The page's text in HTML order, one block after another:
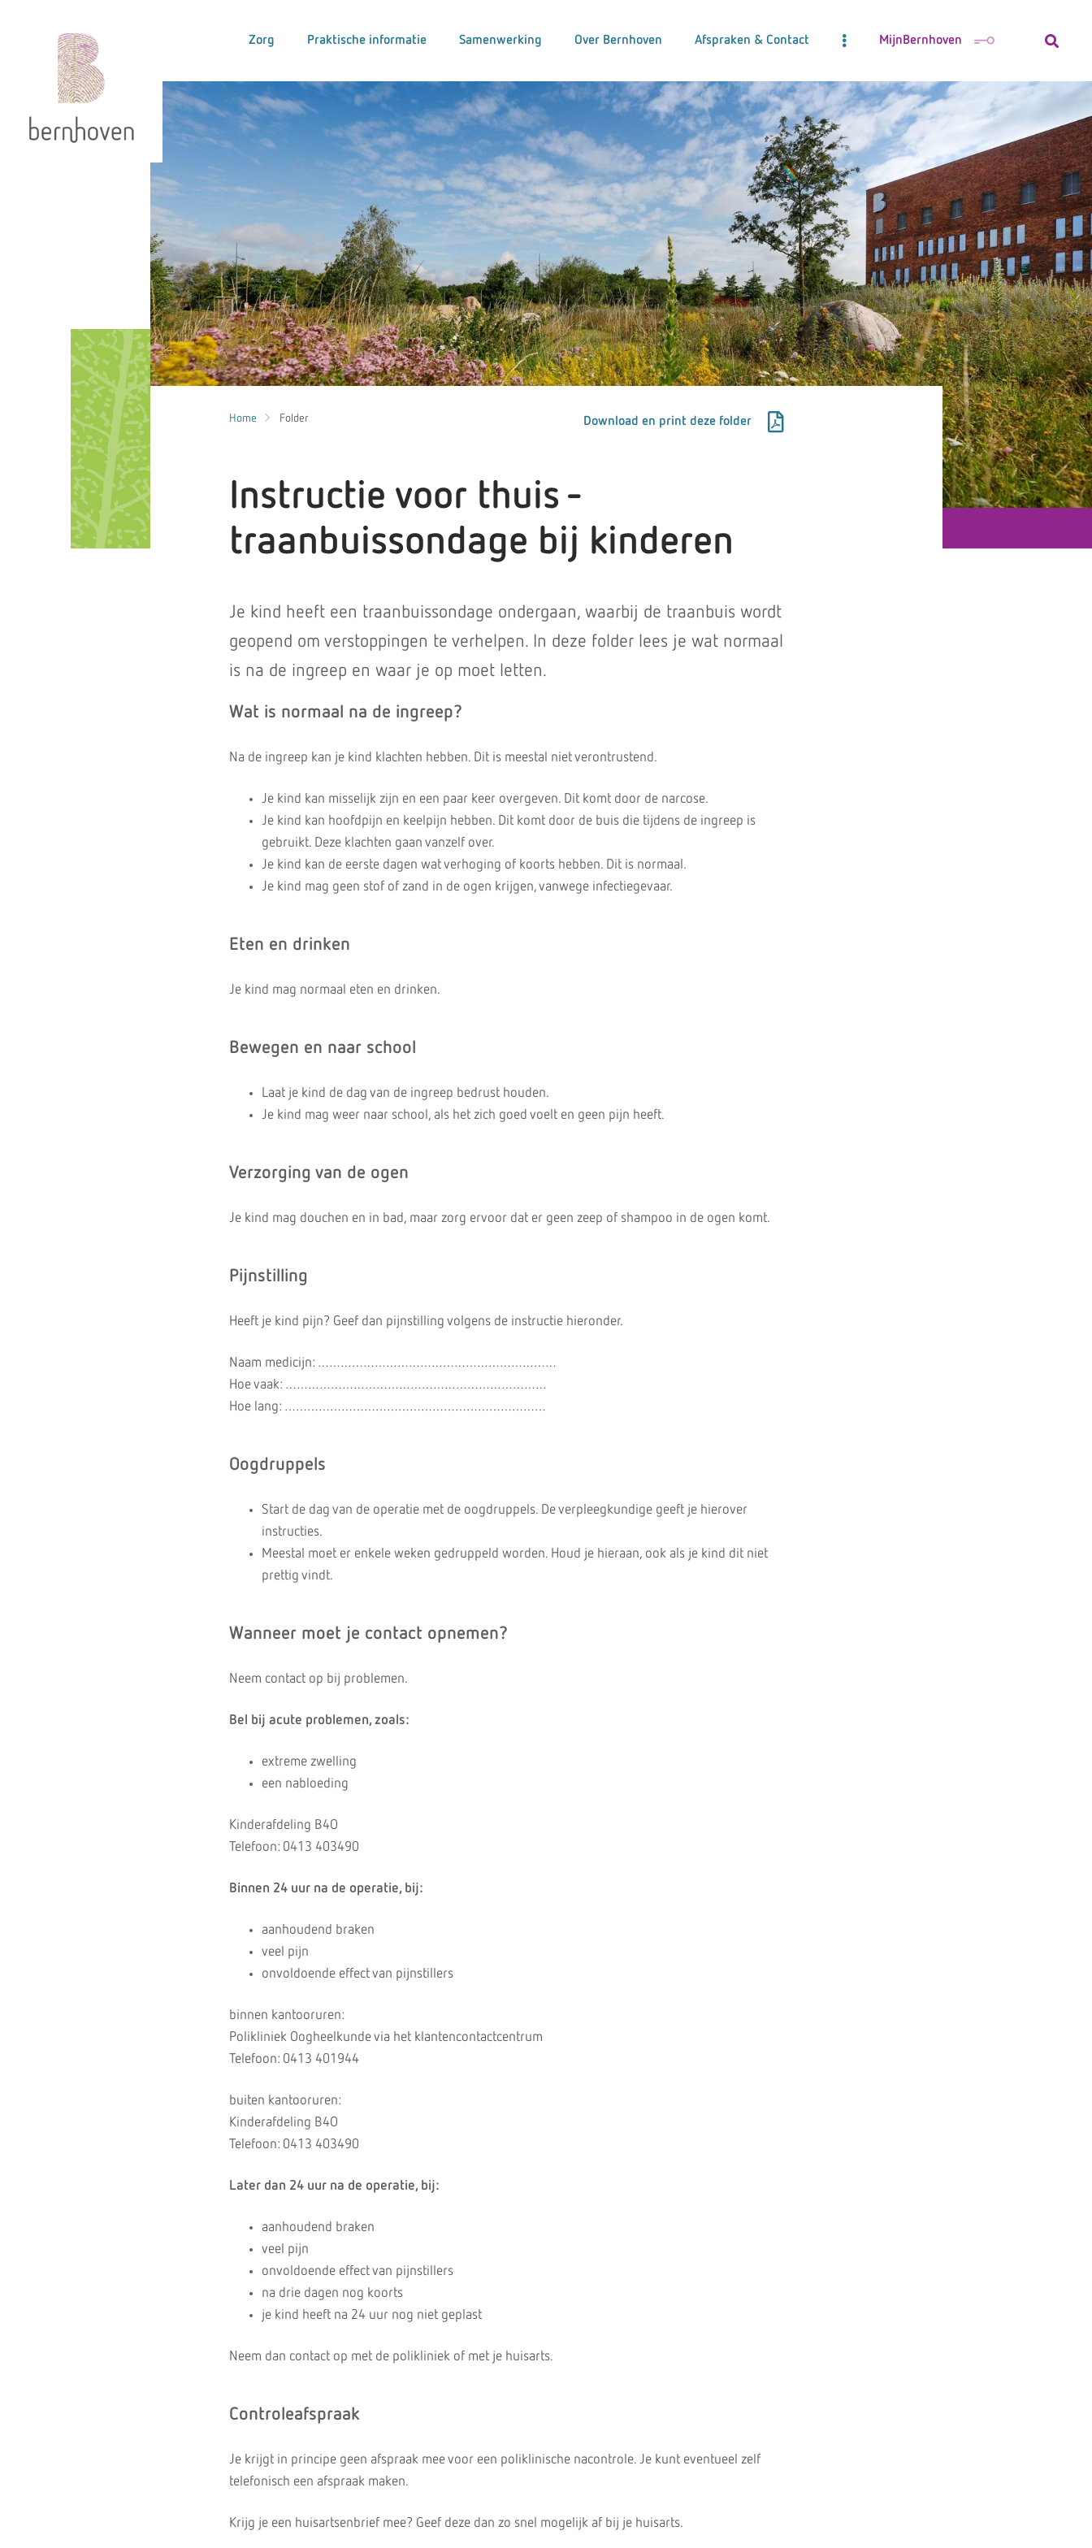
Zorg Praktische informatie Samenwerking Over Bernhoven Afspraken & Contact MijnBernhoven
Home Folder Download en print deze folder
Instructie voor thuis -
traanbuissondage bij kinderen
Je kind heeft een traanbuissondage ondergaan, waarbij de traanbuis wordt
geopend om verstoppingen te verhelpen. In deze folder lees je wat normaal
is na de ingreep en waar je op moet letten.
Wat is normaal na de ingreep?
Na de ingreep kan je kind klachten hebben. Dit is meestal niet verontrustend.
Je kind kan misselijk zijn en een paar keer overgeven. Dit komt door de narcose.
Je kind kan hoofdpijn en keelpijn hebben. Dit komt door de buis die tijdens de ingreep is
gebruikt. Deze klachten gaan vanzelf over.
Je kind kan de eerste dagen wat verhoging of koorts hebben. Dit is normaal.
Je kind mag geen stof of zand in de ogen krijgen, vanwege infectiegevaar.
Eten en drinken
Je kind mag normaal eten en drinken.
Bewegen en naar school
Laat je kind de dag van de ingreep bedrust houden.
Je kind mag weer naar school, als het zich goed voelt en geen pijn heeft.
Verzorging van de ogen
Je kind mag douchen en in bad, maar zorg ervoor dat er geen zeep of shampoo in de ogen komt.
Pijnstilling
Heeft je kind pijn? Geef dan pijnstilling volgens de instructie hieronder.
Naam medicijn: ………………………………………………………
Hoe vaak: ……………………………………………………………
Hoe lang: ……………………………………………………………
Oogdruppels
Start de dag van de operatie met de oogdruppels. De verpleegkundige geeft je hierover
instructies.
Meestal moet er enkele weken gedruppeld worden. Houd je hieraan, ook als je kind dit niet
prettig vindt.
Wanneer moet je contact opnemen?
Neem contact op bij problemen.
Bel bij acute problemen, zoals:
extreme zwelling
een nabloeding
Kinderafdeling B4O
Telefoon: 0413 403490
Binnen 24 uur na de operatie, bij:
aanhoudend braken
veel pijn
onvoldoende effect van pijnstillers
binnen kantooruren:
Polikliniek Oogheelkunde via het klantencontactcentrum
Telefoon: 0413 401944
buiten kantooruren:
Kinderafdeling B4O
Telefoon: 0413 403490
Later dan 24 uur na de operatie, bij:
aanhoudend braken
veel pijn
onvoldoende effect van pijnstillers
na drie dagen nog koorts
je kind heeft na 24 uur nog niet geplast
Neem dan contact op met de polikliniek of met je huisarts.
Controleafspraak
Je krijgt in principe geen afspraak mee voor een poliklinische nacontrole. Je kunt eventueel zelf
telefonisch een afspraak maken.
Krijg je een huisartsenbrief mee? Geef deze dan zo snel mogelijk af bij je huisarts.